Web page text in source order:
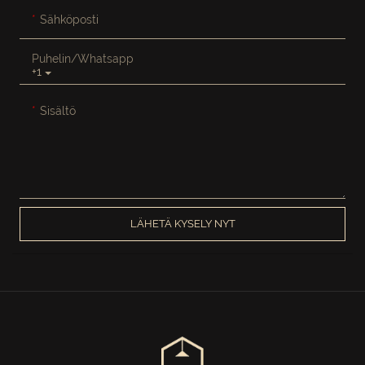
Sähköposti
+1
Puhelin/whatsapp
Sisältö
LÄHETÄ KYSELY NYT